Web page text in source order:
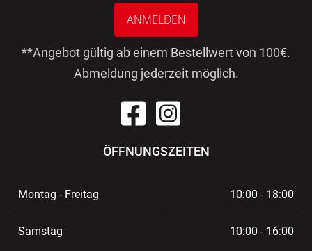
ANMELDEN
**Angebot gültig ab einem Bestellwert von 100€.
Abmeldung jederzeit möglich.
ÖFFNUNGSZEITEN
Montag - Freitag 10:00 - 18:00
Samstag 10:00 - 16:00